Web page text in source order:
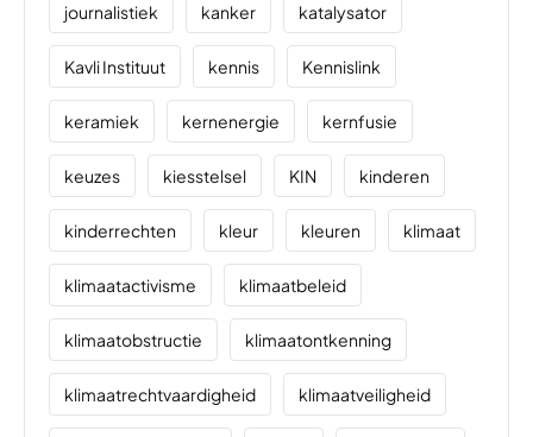
journalistiek kanker katalysator
Kavli Instituut kennis Kennislink
keramiek kernenergie kernfusie
keuzes kiesstelsel KIN kinderen
kinderrechten kleur kleuren klimaat
klimaatactivisme klimaatbeleid
klimaatobstructie klimaatontkenning
klimaatrechtvaardigheid klimaatveiligheid